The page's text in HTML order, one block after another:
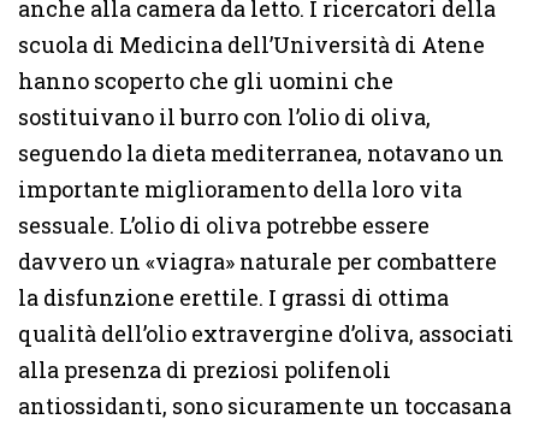
anche alla camera da letto. I ricercatori della
scuola di Medicina dell’Università di Atene
hanno scoperto che gli uomini che
sostituivano il burro con l’olio di oliva,
seguendo la dieta mediterranea, notavano un
importante miglioramento della loro vita
sessuale. L’olio di oliva potrebbe essere
davvero un «viagra» naturale per combattere
la disfunzione erettile. I grassi di ottima
qualità dell’olio extravergine d’oliva, associati
alla presenza di preziosi polifenoli
antiossidanti, sono sicuramente un toccasana